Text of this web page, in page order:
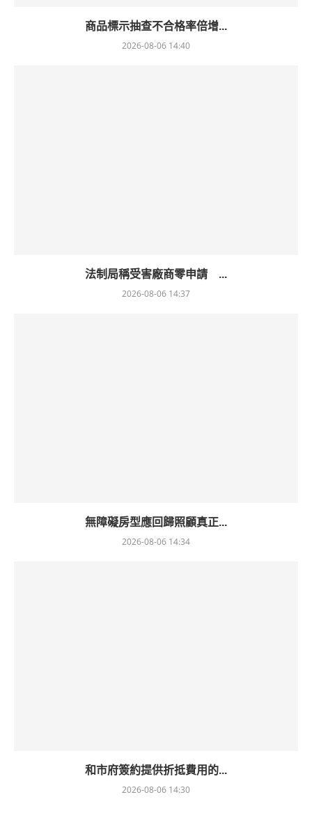
商品標示抽查不合格率倍增...
2026-08-06 14:40
法制局稱受害廠商零申請 ...
2026-08-06 14:37
無障礙房型應回歸照顧真正...
2026-08-06 14:34
和市府簽約提供折抵費用的...
2026-08-06 14:30